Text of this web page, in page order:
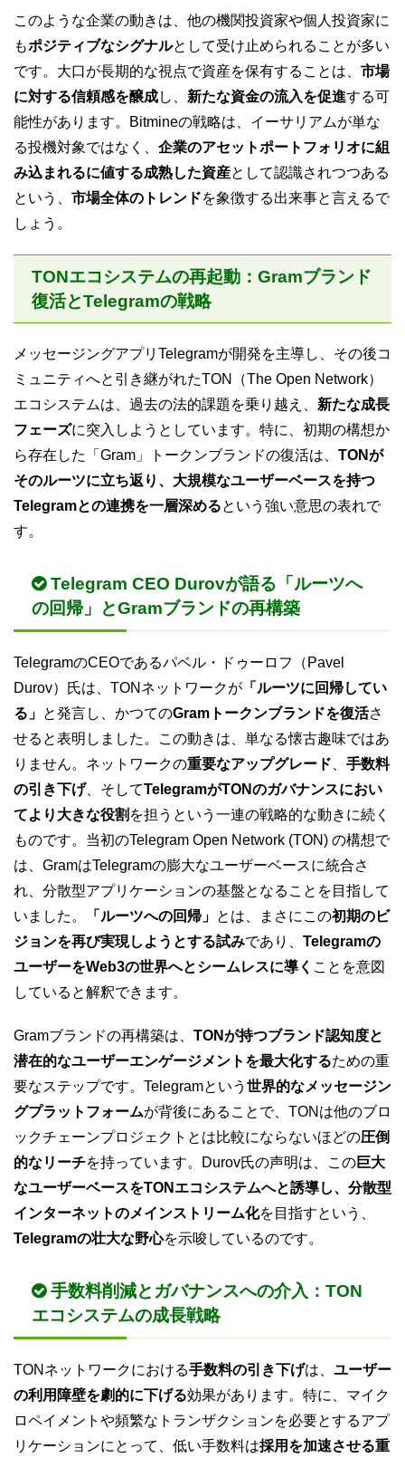
このような企業の動きは、他の機関投資家や個人投資家に
もポジティブなシグナルとして受け止められることが多い
です。大口が長期的な視点で資産を保有することは、 市場
に対する信頼感を醸成し、 新たな資金の流入を促進する可
能性があります。Bitmineの戦略は、イーサリアムが単な
る投機対象ではなく、 企業のアセットポートフォリオに組
み込まれるに値する成熟した資産として認識されつつある
という、 市場全体のトレンドを象徴する出来事と言えるで
しょう。
TONエコシステムの再起動：Gramブランド
復活とTelegramの戦略
メッセージングアプリTelegramが開発を主導し、その後コ
ミュニティへと引き継がれたTON（The Open Network）
エコシステムは、過去の法的課題を乗り越え、 新たな成長
フェーズに突入しようとしています。特に、初期の構想か
ら存在した「Gram」トークンブランドの復活は、 TONが
そのルーツに立ち返り、大規模なユーザーベースを持つ
Telegramとの連携を一層深めるという強い意思の表れで
す。
Telegram CEO Durovが語る「ルーツへ
の回帰」とGramブランドの再構築
TelegramのCEOであるパベル・ドゥーロフ（Pavel
Durov）氏は、TONネットワークが 「ルーツに回帰してい
る」
と発言し、かつてのGramトークンブランドを復活さ
せると表明しました。この動きは、単なる懐古趣味ではあ
りません。ネットワークの重要なアップグレード
手数料
の引き下げ、そしてTelegramがTONのガバナンスにおい
てより大きな役割 を担うという一連の戦略的な動きに続く
ものです。当初のTelegram Open Network (TON) の構想で
は、GramはTelegramの膨大なユーザーベースに統合さ
れ、分散型アプリケーションの基盤となることを目指して
いました。
「ルーツへの回帰」 とは、まさにこの初期のビ
ジョンを再び実現しようとする試みであり、 Telegramの
ユーザーをWeb3の世界へとシームレスに導く ことを意図
していると解釈できます。
Gramブランドの再構築は、 TONが持つブランド認知度と
潜在的なユーザーエンゲージメントを最大化するための重
要なステップです。Telegramという 世界的なメッセージン
グプラットフォームが背後にあることで、TONは他のブロ
ックチェーンプロジェクトとは比較にならないほどの圧倒
的なリーチを持っています。Durov氏の声明は、この巨大
なユーザーベースをTONエコシステムへと誘導し、分散型
インターネットのメインストリーム化を目指すという、
Telegramの壮大な野心を示唆しているのです。
手数料削減とガバナンスへの介入：TON
エコシステムの成長戦略
TONネットワークにおける手数料の引き下げは、 ユーザー
の利用障壁を劇的に下げる効果があります。特に、マイク
ロペイメントや頻繁なトランザクションを必要とするアプ
リケーションにとって、低い手数料は採用を加速させる重